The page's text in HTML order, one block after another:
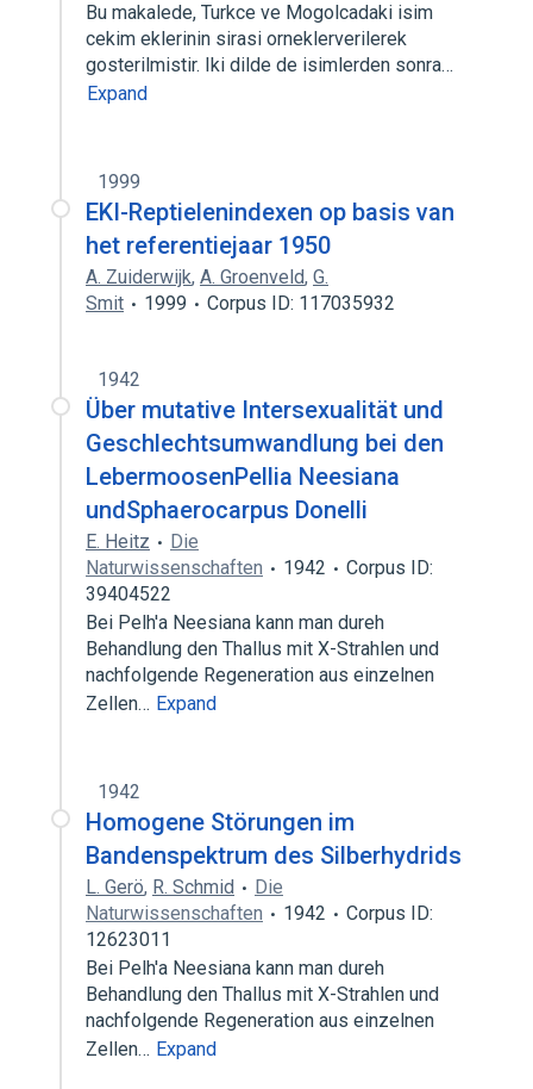
Bu makalede, Turkce ve Mogolcadaki isim
cekim eklerinin sirasi orneklerverilerek
gosterilmistir. Iki dilde de isimlerden sonra…
Expand
1999
EKI-Reptielenindexen op basis van
het referentiejaar 1950
A. Zuiderwijk, A. Groenveld, G.
Smit
1999 Corpus ID: 117035932
1942
Über mutative Intersexualität und
Geschlechtsumwandlung bei den
LebermoosenPellia Neesiana
undSphaerocarpus Donelli
E. Heitz
Die
Naturwissenschaften
1942
Corpus ID:
39404522
Bei Pelh'a Neesiana kann man dureh
Behandlung den Thallus mit X-Strahlen und
nachfolgende Regeneration aus einzelnen
Zellen… Expand
1942
Homogene Störungen im
Bandenspektrum des Silberhydrids
L. Gerö, R. Schmid
Die
Naturwissenschaften
1942
Corpus ID:
12623011
Bei Pelh'a Neesiana kann man dureh
Behandlung den Thallus mit X-Strahlen und
nachfolgende Regeneration aus einzelnen
Zellen… Expand